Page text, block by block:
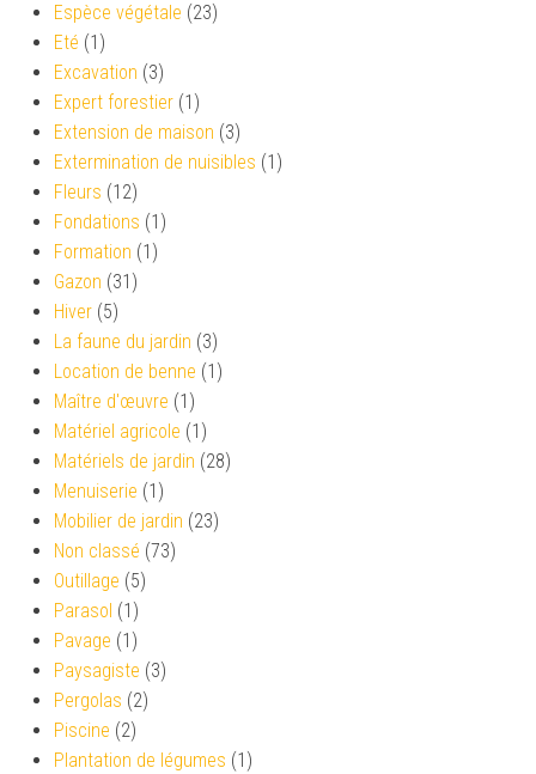
Espèce végétale (23)
Eté (1)
Excavation (3)
Expert forestier (1)
Extension de maison (3)
Extermination de nuisibles (1)
Fleurs (12)
Fondations (1)
Formation (1)
Gazon (31)
Hiver (5)
La faune du jardin (3)
Location de benne (1)
Maître d'œuvre (1)
Matériel agricole (1)
Matériels de jardin (28)
Menuiserie (1)
Mobilier de jardin (23)
Non classé (73)
Outillage (5)
Parasol (1)
Pavage (1)
Paysagiste (3)
Pergolas (2)
Piscine (2)
Plantation de légumes (1)